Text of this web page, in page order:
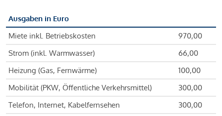
Ausgaben in Euro
Miete inkl. Betriebskosten
970,00
Strom (inkl. Warmwasser)
66,00
Heizung (Gas, Fernwärme)
100,00
Mobilität (PKW, Öffentliche Verkehrsmittel)
300,00
Telefon, Internet, Kabelfernsehen
300,00